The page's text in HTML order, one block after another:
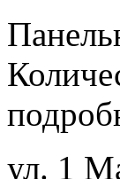
ул. 1